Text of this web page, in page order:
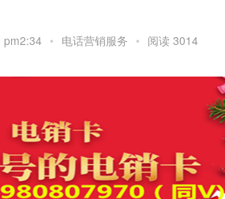
pm2:34 • 电话营销服务 • 阅读 3014